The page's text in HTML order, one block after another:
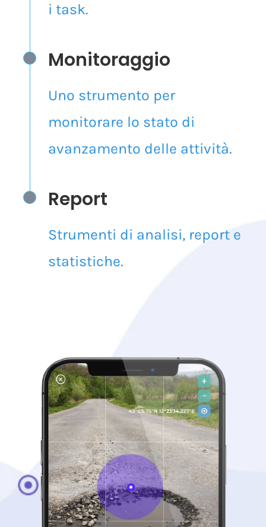
amministrativo
Monitoraggio
Uno strumento per
monitorare lo stato di
Report
Strumenti di analisi, report e